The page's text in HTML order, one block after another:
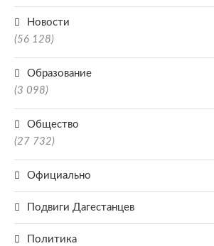
Новости
(56 128)
Образование
(3 098)
Общество
(27 732)
Официально
Подвиги Дагестанцев
Политика